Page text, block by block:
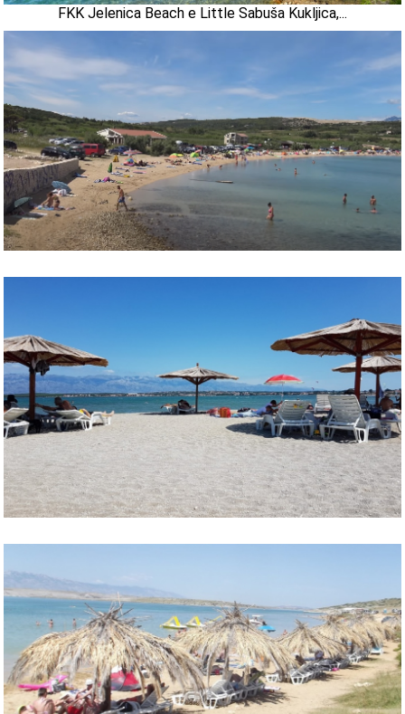
FKK Jelenica Beach e Little Sabuša Kukljica,...